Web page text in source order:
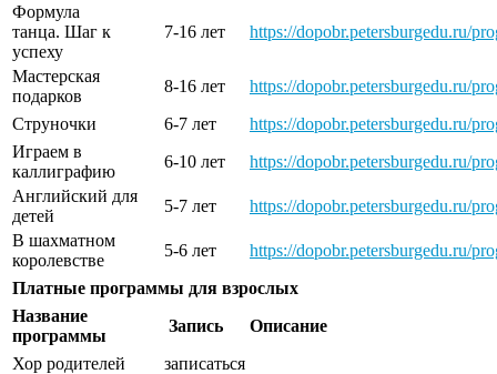
Формула
танца. Шаг к
успеху
7-16 лет https://dopobr.petersburgedu.ru/
Мастерская
подарков
8-16 лет
https://dopobr.petersburgedu.ru/
Струночки
6-7 лет
https://dopobr.petersburgedu.ru/
Играем в
каллиграфию
6-10 лет
https://dopobr.petersburgedu.ru/
Английский для
детей
5-7 лет
https://dopobr.petersburgedu.ru/
В шахматном
королевстве
5-6 лет
https://dopobr.petersburgedu.ru/
Платные программы для взрослых
Название
программы
Запись
Описание
Хор родителей
записаться